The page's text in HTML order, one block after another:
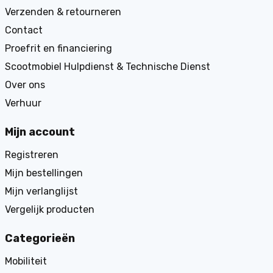
Verzenden & retourneren
Contact
Proefrit en financiering
Scootmobiel Hulpdienst & Technische Dienst
Over ons
Verhuur
Mijn account
Registreren
Mijn bestellingen
Mijn verlanglijst
Vergelijk producten
Categorieën
Mobiliteit